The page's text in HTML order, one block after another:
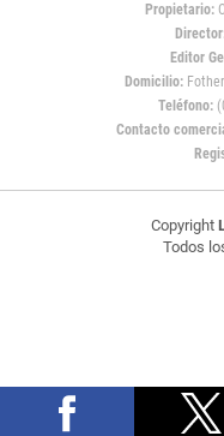
Propietario:
Editor
Domicilio:
Teléfono:
Contacto
Copyright
Todos